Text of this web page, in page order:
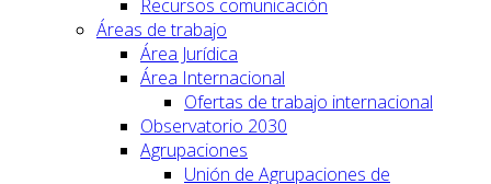
Recursos comunicación
Áreas de trabajo
Área Jurídica
Área Internacional
Ofertas de trabajo internacional
Observatorio 2030
Agrupaciones
Unión de Agrupaciones de